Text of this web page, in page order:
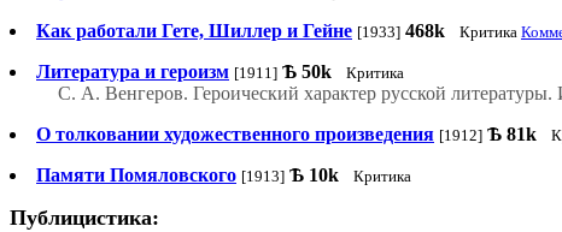
Как работали Гете, Шиллер и Гейне [1933] 468k Критика
Литература и героизм [1911] Ѣ 50k Критика
С. А. Венгеров. Героический характер русской
О толковании художественного произведения [1912] Ѣ 81k
Памяти Помяловского [1913] Ѣ 10k Критика
Публицистика: